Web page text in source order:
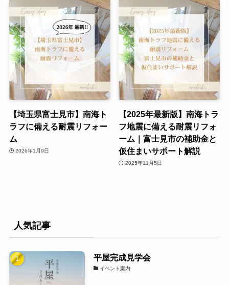
【埼玉県富士見市】南海ト
ラフに備える耐震リフォー
ム
2026年1月9日
【2025年最新版】南海トラ
フ地震に備える耐震リフォ
ーム｜富士見市の補助金と
仮住まいサポート解説
2025年11月5日
人気記事
平屋完成見学会
イベント案内